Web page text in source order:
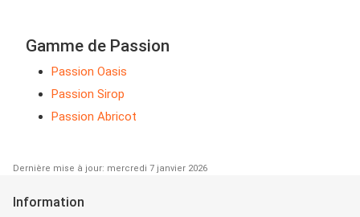
Gamme de Passion
Passion Oasis
Passion Sirop
Passion Abricot
Dernière mise à jour: mercredi 7 janvier 2026
Information